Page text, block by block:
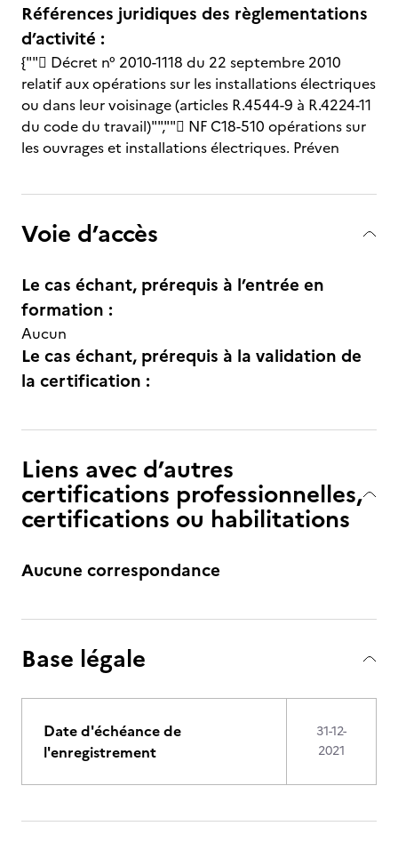
Références juridiques des règlementations
d’activité :
{"" Décret n° 2010-1118 du 22 septembre 2010
relatif aux opérations sur les installations électriques
ou dans leur voisinage (articles R.4544-9 à R.4224-11
du code du travail)"","" NF C18-510 opérations sur
les ouvrages et installations électriques. Préven
Voie d’accès
Le cas échant, prérequis à l’entrée en
formation :
Aucun
Le cas échant, prérequis à la validation de
la certification :
Liens avec d’autres
certifications professionnelles,
certifications ou habilitations
Aucune correspondance
Base légale
Date d'échéance de
l'enregistrement
31-12-
2021